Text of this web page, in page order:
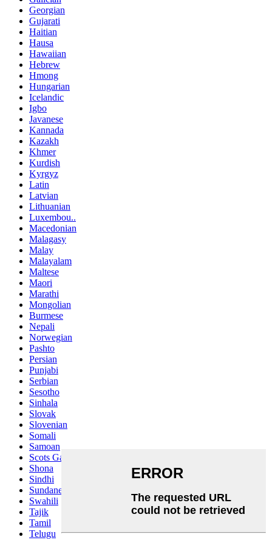
Georgian
Gujarati
Haitian
Hausa
Hawaiian
Hebrew
Hmong
Hungarian
Icelandic
Igbo
Javanese
Kannada
Kazakh
Khmer
Kurdish
Kyrgyz
Latin
Latvian
Lithuanian
Luxembou..
Macedonian
Malagasy
Malay
Malayalam
Maltese
Maori
Marathi
Mongolian
Burmese
Nepali
Norwegian
Pashto
Persian
Punjabi
Serbian
Sesotho
Sinhala
Slovak
Slovenian
Somali
Samoan
Scots Gaelic
Shona
Sindhi
Sundanese
Swahili
Tajik
Tamil
Telugu